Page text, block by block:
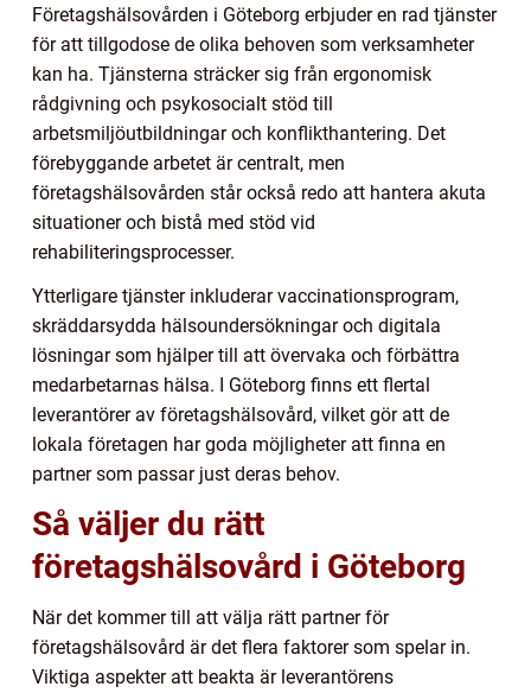
Företagshälsovården i Göteborg erbjuder en rad tjänster
för att tillgodose de olika behoven som verksamheter
kan ha. Tjänsterna sträcker sig från ergonomisk
rådgivning och psykosocialt stöd till
arbetsmiljöutbildningar och konflikthantering. Det
förebyggande arbetet är centralt, men
företagshälsovården står också redo att hantera akuta
situationer och bistå med stöd vid
rehabiliteringsprocesser.
Ytterligare tjänster inkluderar vaccinationsprogram,
skräddarsydda hälsoundersökningar och digitala
lösningar som hjälper till att övervaka och förbättra
medarbetarnas hälsa. I Göteborg finns ett flertal
leverantörer av företagshälsovård, vilket gör att de
lokala företagen har goda möjligheter att finna en
partner som passar just deras behov.
Så väljer du rätt
företagshälsovård i Göteborg
När det kommer till att välja rätt partner för
företagshälsovård är det flera faktorer som spelar in.
Viktiga aspekter att beakta är leverantörens